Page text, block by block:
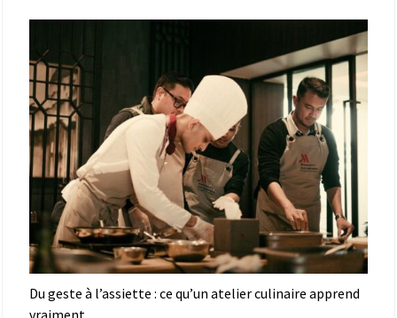
Du geste à l’assiette : ce qu’un atelier culinaire apprend
vraiment